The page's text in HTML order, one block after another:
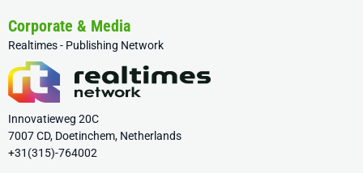
Corporate & Media
Realtimes - Publishing Network
Innovatieweg 20C
7007 CD, Doetinchem, Netherlands
+31(315)-764002